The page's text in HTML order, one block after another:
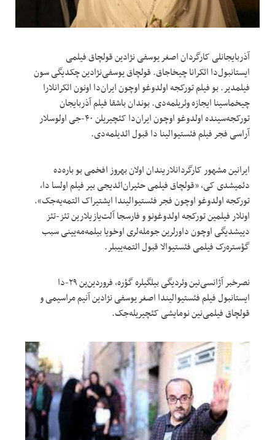
آذربایجانلی کارگردان اصغر یوسفی نژادین قولچاق فیلمی
ایستانبول‌دا ائکرانا چیخاجاق. قولچاق یوسفی‌نژادین چکدیگی سون
فیلمدیر. بو فیلم تورکجه اولدوغو اوچون ایران‌دا اونون ائکرانلارا
چیخماسینا ایجازه وئریلمه‌دی. بوندان باشقا فیلم آذربایجان
تورکجه‌سینده اولدوغو اوچون ایران‌دا کئچیریلن ۴۰-جی اولوسلار
آراسی فجر فیلم فئستیوالینا دا قبول ائدیلمه‌دی.
ایرانین مشهور کارگردانلاریندان اولان بهروز افخمی بو باره‌ده
دئمیشدی کی، «قولچاق فیلمی حئیران‌ائدیجی بیر فیلم اولسا دا،
تورکجه اولدوغو اوچون فجر فئستیوالیندا ایشتیراک ائتمه‌یه‌جک».
اونلار فیلمین تورکجه اولدوغونو و فارسجا آلت‌یازیلارین تئز-تئز
ديیشدیگی اوچون داورلرین جومله‌‌‌لری اوخویا بیلمه‌مه‌یینی سبب
گؤستره‌رک فیلمی فئستیوالا قبول ائتمه‌ییبلر.
نصرخبر آژانسی‌نین وئردیگی بیلگیلره گؤره، فروردین‌ین ۲۹-دا
ایستانبول فیلم فئستیوالیندا اصغر یوسفی نژادین آنیم مراسیمی و
قولچاق فیلمی‌نین نومایشی کئچیریله‌جک.